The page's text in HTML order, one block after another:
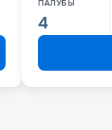
ПАЛУБЫ
4